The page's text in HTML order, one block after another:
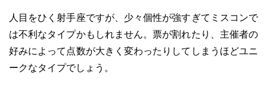
人目をひく射手座ですが、少々個性が強すぎてミスコンで
は不利なタイプかもしれません。票が割れたり、主催者の
好みによって点数が大きく変わったりしてしまうほどユニ
ークなタイプでしょう。